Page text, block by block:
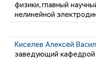
физики, главный
нелинейной
Киселев Алексей
заведующий